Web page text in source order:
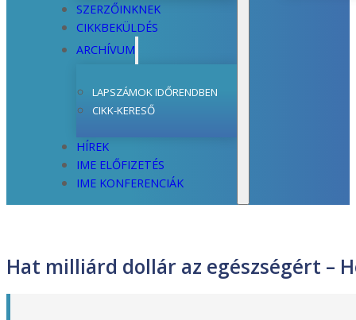
SZERZŐINKNEK
CIKKBEKÜLDÉS
ARCHÍVUM
LAPSZÁMOK IDŐRENDBEN
CIKK-KERESŐ
HÍREK
IME ELŐFIZETÉS
IME KONFERENCIÁK
Hat milliárd dollár az egészségért –